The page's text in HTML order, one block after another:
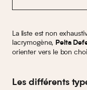
La liste est non
lacrymogène, Pelta
orienter vers le bon
Les différents